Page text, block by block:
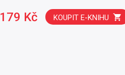
179 Kč KOUPIT E-KNIHU